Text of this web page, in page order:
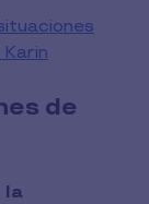
de
la